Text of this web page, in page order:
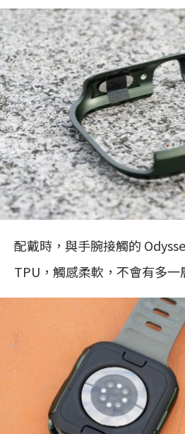
配戴時，與手腕接觸的
TPU，觸感柔軟，不會有多一